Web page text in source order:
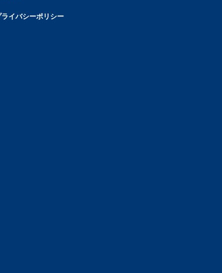
ライバシーポリシー